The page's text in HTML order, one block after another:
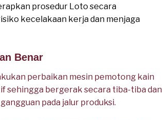
prosedur Loto secara
kecelakaan kerja dan menjaga
Benar
perbaikan mesin pemotong kain
sehingga bergerak secara tiba-tiba dan
pada jalur produksi.